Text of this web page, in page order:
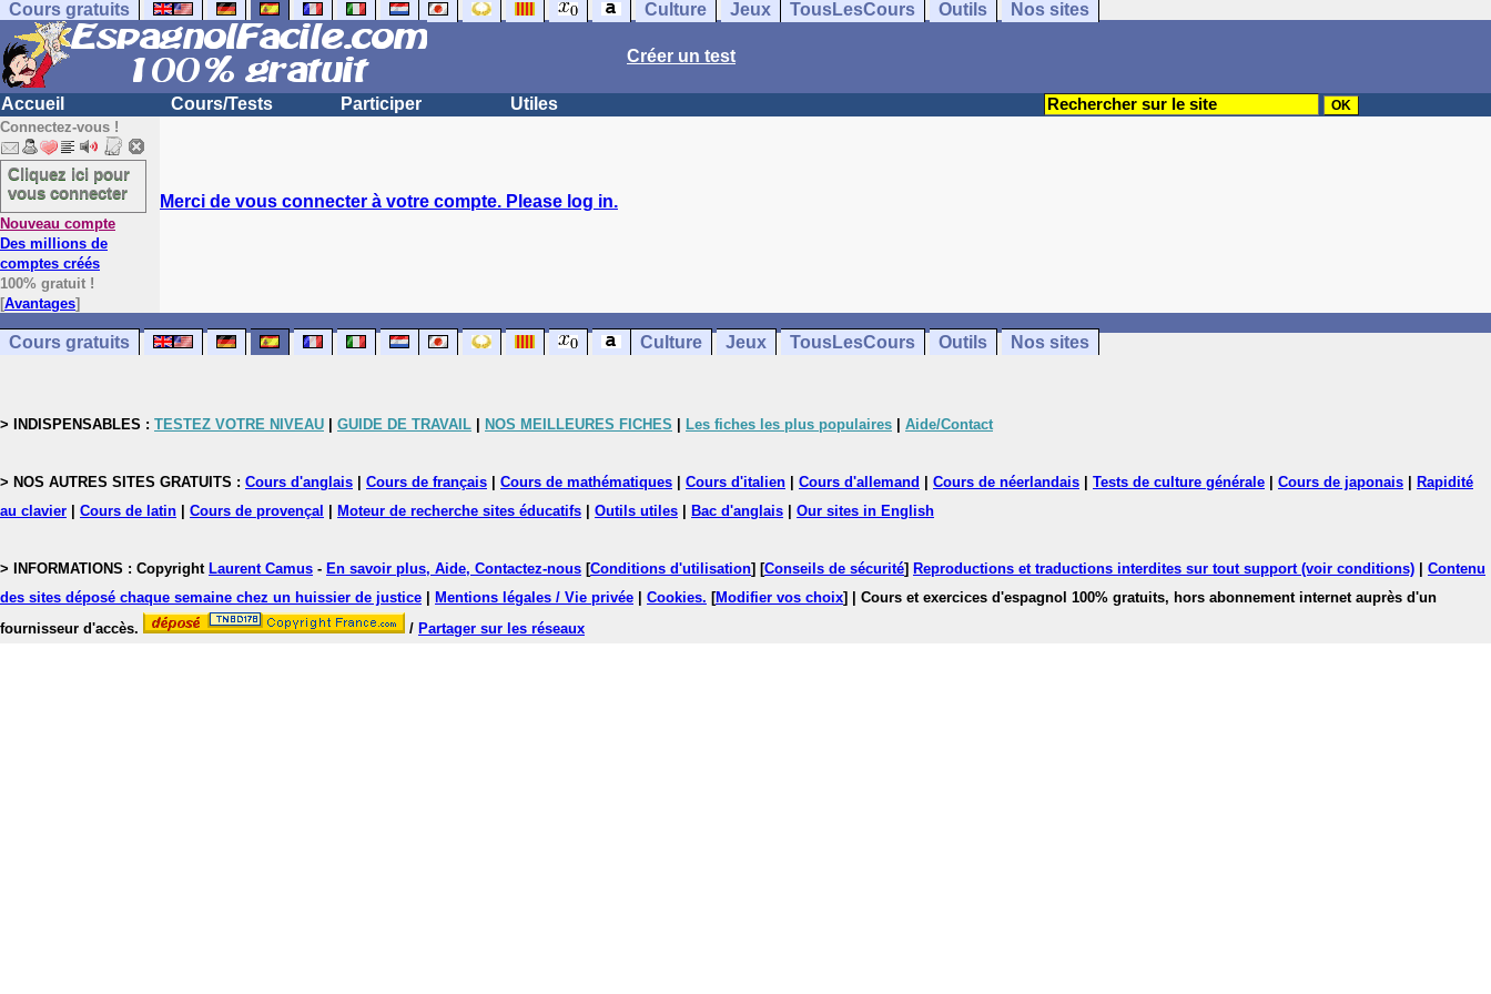
Cours gratuits Culture Jeux TousLesCours Outils Nos sites
Créer un test
Accueil Cours/Tests Participer Utiles
Connectez-vous !
Cliquez ici pour
vous connecter
Nouveau compte
Des millions de
comptes créés
100% gratuit !
[Avantages]
Merci de vous connecter à votre compte. Please log in.
Cours gratuits Culture Jeux TousLesCours Outils Nos sites
> INDISPENSABLES : TESTEZ VOTRE NIVEAU GUIDE DE TRAVAIL NOS MEILLEURES FICHES Les fiches les plus populaires Aide/Contact
> NOS AUTRES SITES GRATUITS : Cours d'anglais Cours de français Cours de mathématiques Cours d'italien Cours d'allemand Cours de néerlandais Tests de culture générale Cours de japonais
Rapidité
au clavier
Cours de latin Cours de provençal Moteur de recherche sites éducatifs Outils utiles Bac d'anglais Our sites in English
> INFORMATIONS : Copyright Laurent Camus - En savoir plus, Aide, Contactez-nous [Conditions d'utilisation] [Conseils de sécurité] Reproductions et traductions interdites sur tout support (voir conditions)
Contenu
des sites déposé chaque semaine chez un huissier de justice
Mentions légales / Vie privée Cookies. [Modifier vos choix]
| Cours et exercices d'espagnol 100% gratuits, hors abonnement internet auprès d'un
fournisseur d'accès.
/ Partager sur les réseaux